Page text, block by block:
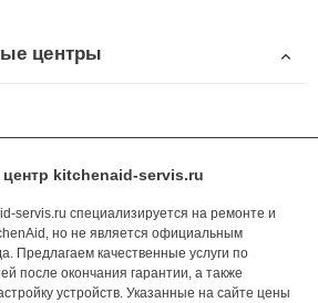
центры
kitchenaid-servis.ru
servis.ru специализируется на ремонте и
но не является официальным
Предлагаем качественные услуги по
после окончания гарантии, а также
устройств. Указанные на сайте цены